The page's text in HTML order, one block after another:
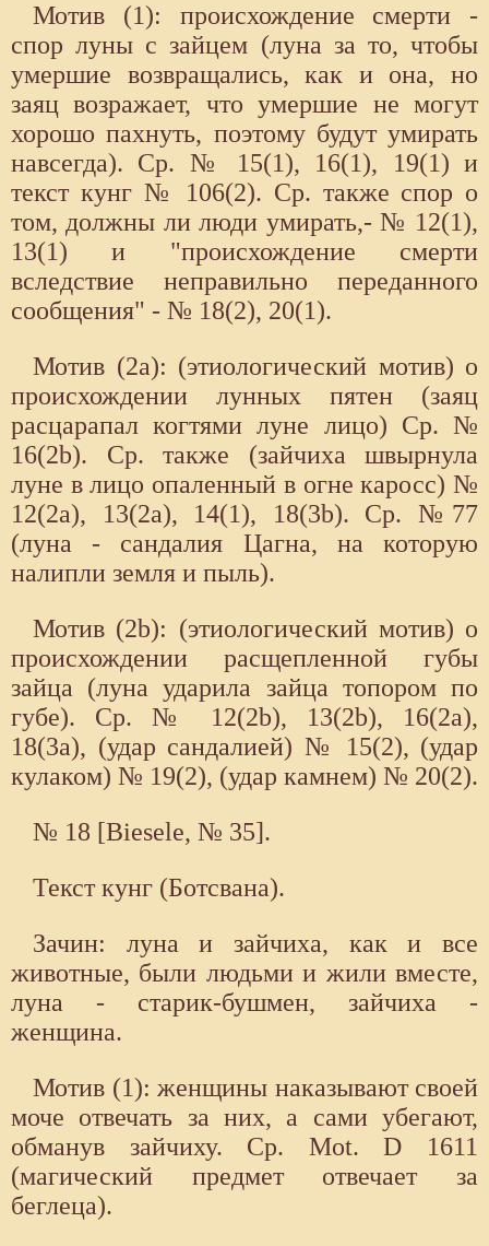
Мотив (1): происхождение смерти -
спор луны с зайцем (луна за то, чтобы
умершие возвращались, как и она, но
заяц возражает, что умершие не могут
хорошо пахнуть, поэтому будут умирать
навсегда). Ср. № 15(1), 16(1), 19(1) и
текст кунг № 106(2). Ср. также спор о
том, должны ли люди умирать,- № 12(1),
13(1) и "происхождение смерти
вследствие неправильно переданного
сообщения" - № 18(2), 20(1).
Мотив (2а): (этиологический мотив) о
происхождении лунных пятен (заяц
расцарапал когтями луне лицо) Ср. №
16(2b). Ср. также (зайчиха швырнула
луне в лицо опаленный в огне каросс) №
12(2а), 13(2а), 14(1), 18(3b). Ср. №77
(луна - сандалия Цагна, на которую
налипли земля и пыль).
Мотив (2b): (этиологический мотив) о
происхождении расщепленной губы
зайца (луна ударила зайца топором по
губе). Ср. № 12(2b), 13(2b), 16(2а),
18(3а), (удар сандалией) № 15(2), (удар
кулаком) № 19(2), (удар камнем) № 20(2).
№ 18 [Biesele, № 35].
Текст кунг (Ботсвана).
Зачин: луна и зайчиха, как и все
животные, были людьми и жили вместе,
луна - старик-бушмен, зайчиха -
женщина.
Мотив (1): женщины наказывают своей
моче отвечать за них, а сами убегают,
обманув зайчиху. Ср. Mot. D 1611
(магический предмет отвечает за
беглеца).